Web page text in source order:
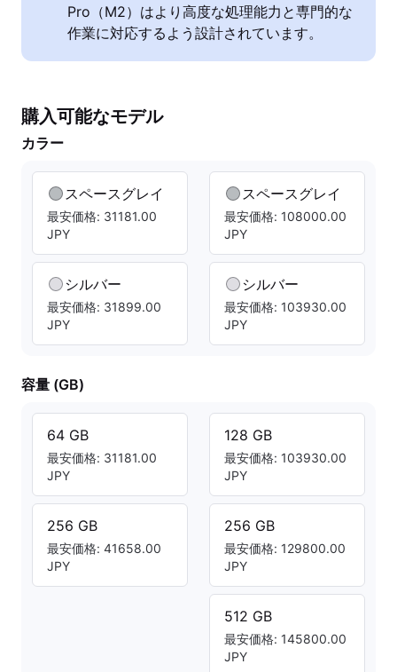
Pro（M2）はより高度な処理能力と専門的な
作業に対応するよう設計されています。
購入可能なモデル
カラー
スペースグレイ
最安価格: 31181.00
JPY
シルバー
最安価格: 31899.00
JPY
スペースグレイ
最安価格: 108000.00
JPY
シルバー
最安価格: 103930.00
JPY
容量 (GB)
64 GB
最安価格: 31181.00
JPY
256 GB
最安価格: 41658.00
JPY
128 GB
最安価格: 103930.00
JPY
256 GB
最安価格: 129800.00
JPY
512 GB
最安価格: 145800.00
JPY